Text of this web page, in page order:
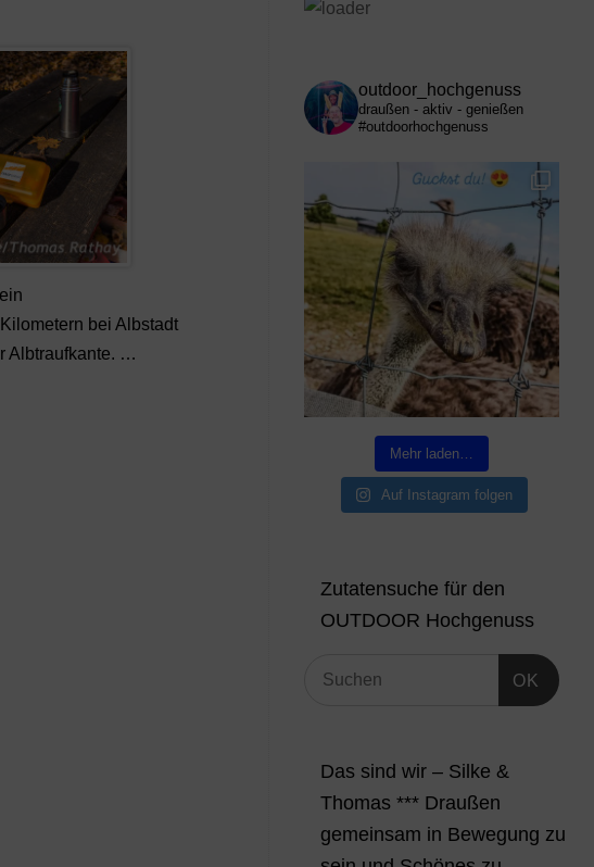
bei Albstadt
Albtraufkante. …
outdoor_hochgenuss
draußen - aktiv - genießen
#outdoorhochgenuss
Mehr laden…
Auf Instagram folgen
Zutatensuche für den
OUTDOOR Hochgenuss
OK
Das sind wir – Silke &
Thomas *** Draußen
gemeinsam in Bewegung zu